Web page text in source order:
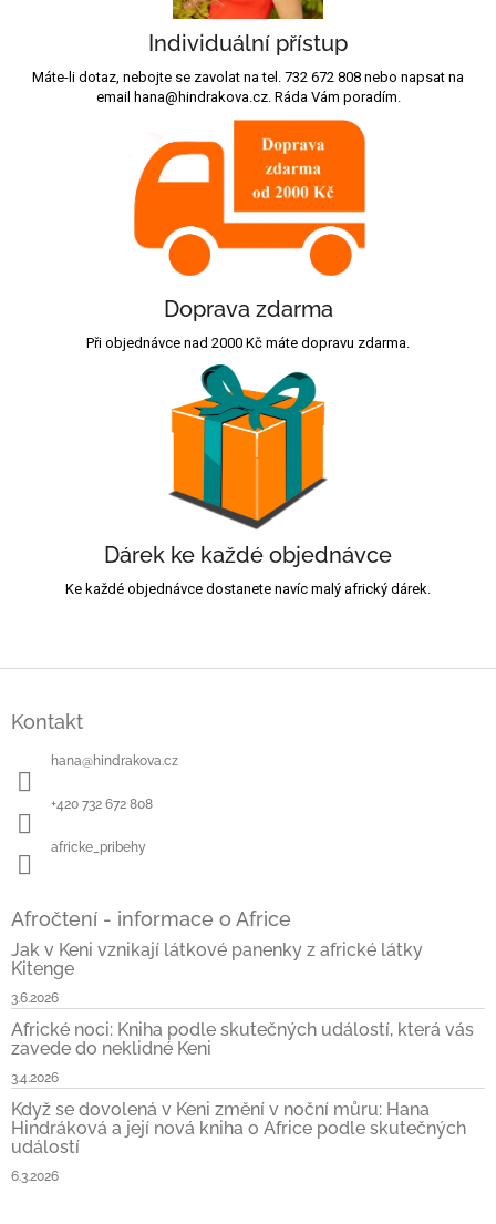
Individuální přístup
Máte-li dotaz, nebojte se zavolat na tel. 732 672 808 nebo napsat na
email hana@hindrakova.cz. Ráda Vám poradím.
Doprava zdarma
Při objednávce nad 2000 Kč máte dopravu zdarma.
Dárek ke každé objednávce
Ke každé objednávce dostanete navíc malý africký dárek.
Kontakt
hana@hindrakova.cz
+420 732 672 808
africke_pribehy
Afročtení - informace o Africe
Jak v Keni vznikají látkové panenky z africké látky
Kitenge
3.6.2026
Africké noci: Kniha podle skutečných událostí, která vás
zavede do neklidné Keni
3.4.2026
Když se dovolená v Keni změní v noční můru: Hana
Hindráková a její nová kniha o Africe podle skutečných
událostí
6.3.2026